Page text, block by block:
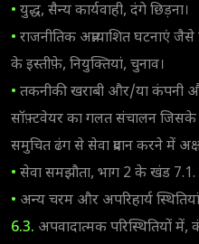
• युद्ध, सैन्य कार्यवाही, दंगे छिड़ना।
• राजनीतिक अप्रत्याशित घटनाएं जैसे
के इस्तीफ़े, नियुक्तियां, चुनाव।
• तकनीकी खराबी और/या कंपनी
सॉफ़्टवेयर का गलत संचालन जिसके
समुचित ढंग से सेवा प्रदान करने में
• सेवा समझौता, भाग 2 के खंड 7.1.
• अन्य चरम और अपरिहार्य स्थितियां
6.3. अपवादात्मक परिस्थितियों में,